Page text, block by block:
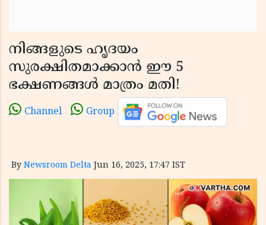
നിങ്ങളുടെ ഹൃദയം
സുരക്ഷിതമാക്കാൻ ഈ 5
ഭക്ഷണങ്ങൾ മാത്രം മതി!
Channel Group
By Newsroom Delta Jun 16, 2025, 17:47 IST